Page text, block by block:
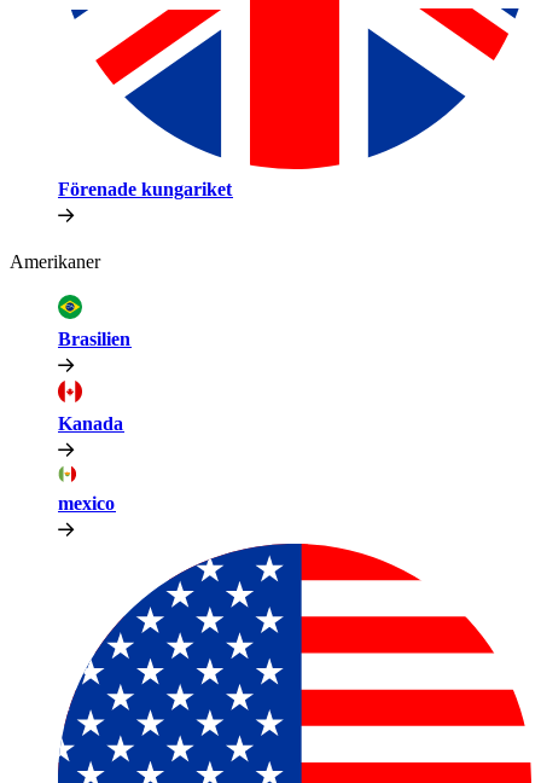
Förenade kungariket​​
Amerikaner​​
Brasilien​​
Kanada​​
mexico​​